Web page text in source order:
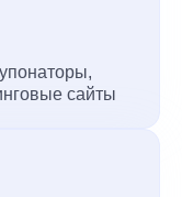
сайты